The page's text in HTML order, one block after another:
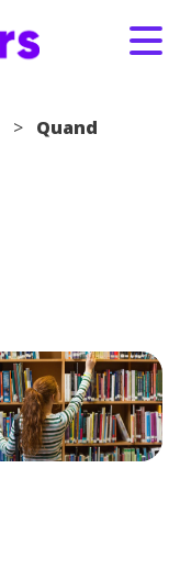
> Quand